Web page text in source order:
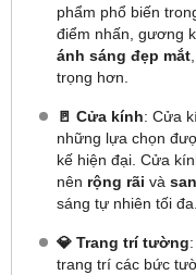
phẩm phổ biến
điểm nhấn, gương
ánh sáng đẹp mắt
trọng hơn.
🚪 Cửa kính: Cửa
những lựa chọn
kế hiện đại. Cửa
nên rộng rãi và
sáng tự nhiên tối đa.
💎 Trang trí tường
trang trí các bức